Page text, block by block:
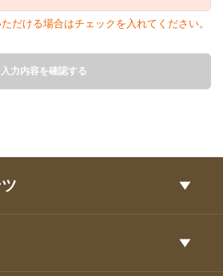
だける場合はチェックを入れてください。
入力内容を確認する